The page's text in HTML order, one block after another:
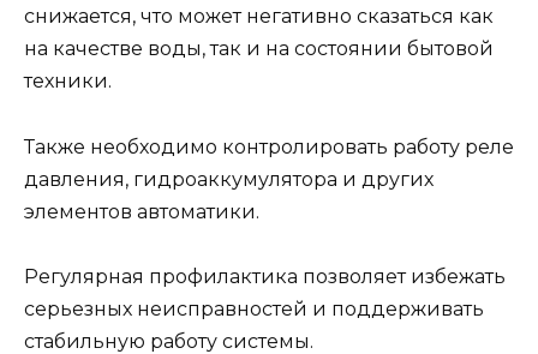
снижается, что может негативно сказаться как
на качестве воды, так и на состоянии бытовой
техники.
Также необходимо контролировать работу реле
давления, гидроаккумулятора и других
элементов автоматики.
Регулярная профилактика позволяет избежать
серьезных неисправностей и поддерживать
стабильную работу системы.